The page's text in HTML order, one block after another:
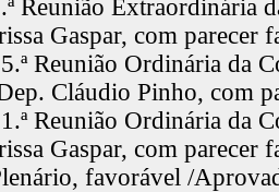
Reunião Extraordinária
Gaspar, com parecer
Reunião Ordinária da
Cláudio Pinho, com
Reunião Ordinária da
Gaspar, com parecer
favorável /